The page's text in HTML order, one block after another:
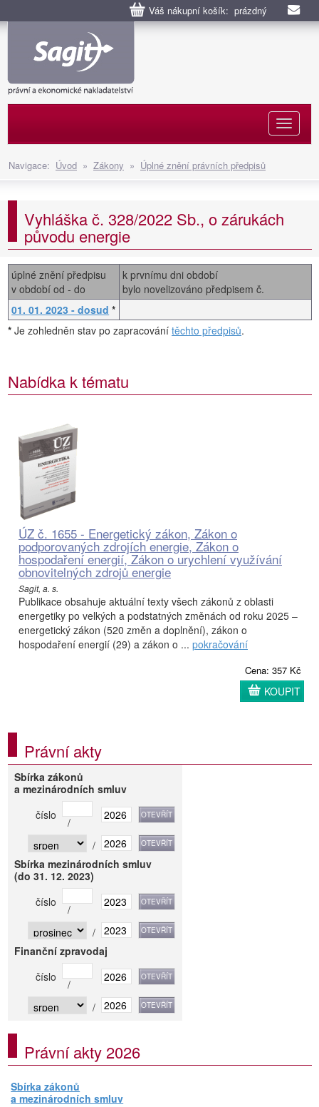
Váš nákupní košík: prázdný
Navigace: Úvod » Zákony » Úplné znění právních předpisů
Vyhláška č. 328/2022 Sb., o zárukách
původu energie
úplné znění předpisu
v období od - do
k prvnímu dni období
bylo novelizováno předpisem č.
01. 01. 2023 - dosud *
* Je zohledněn stav po zapracování těchto předpisů.
Nabídka k tématu
ÚZ č. 1655 - Energetický zákon, Zákon o
podporovaných zdrojích energie, Zákon o
hospodaření energií, Zákon o urychlení využívání
obnovitelných zdrojů energie
Sagit, a. s.
Publikace obsahuje aktuální texty všech zákonů z oblasti
energetiky po velkých a podstatných změnách od roku 2025 –
energetický zákon (520 změn a doplnění), zákon o
hospodaření energií (29) a zákon o ... pokračování
Cena: 357 Kč
KOUPIT
Právní akty
Sbírka zákonů
a mezinárodních smluv
číslo
/
/
Sbírka mezinárodních smluv
(do 31. 12. 2023)
číslo
/
/
Finanční zpravodaj
číslo
/
/
Právní akty 2026
Sbírka zákonů
a mezinárodních smluv